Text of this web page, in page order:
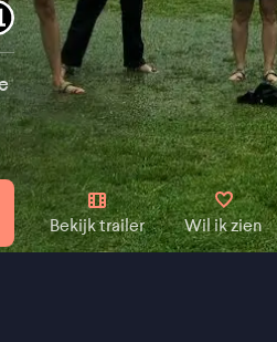
Bekijk trailer Wil ik zien